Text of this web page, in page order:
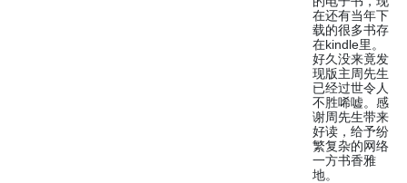
在还有当年下
载的很多书存
在kindle里。
好久没来竟发
现版主周先生
已经过世令人
不胜唏嘘。感
谢周先生带来
好读，给予纷
繁复杂的网络
一方书香雅
地。